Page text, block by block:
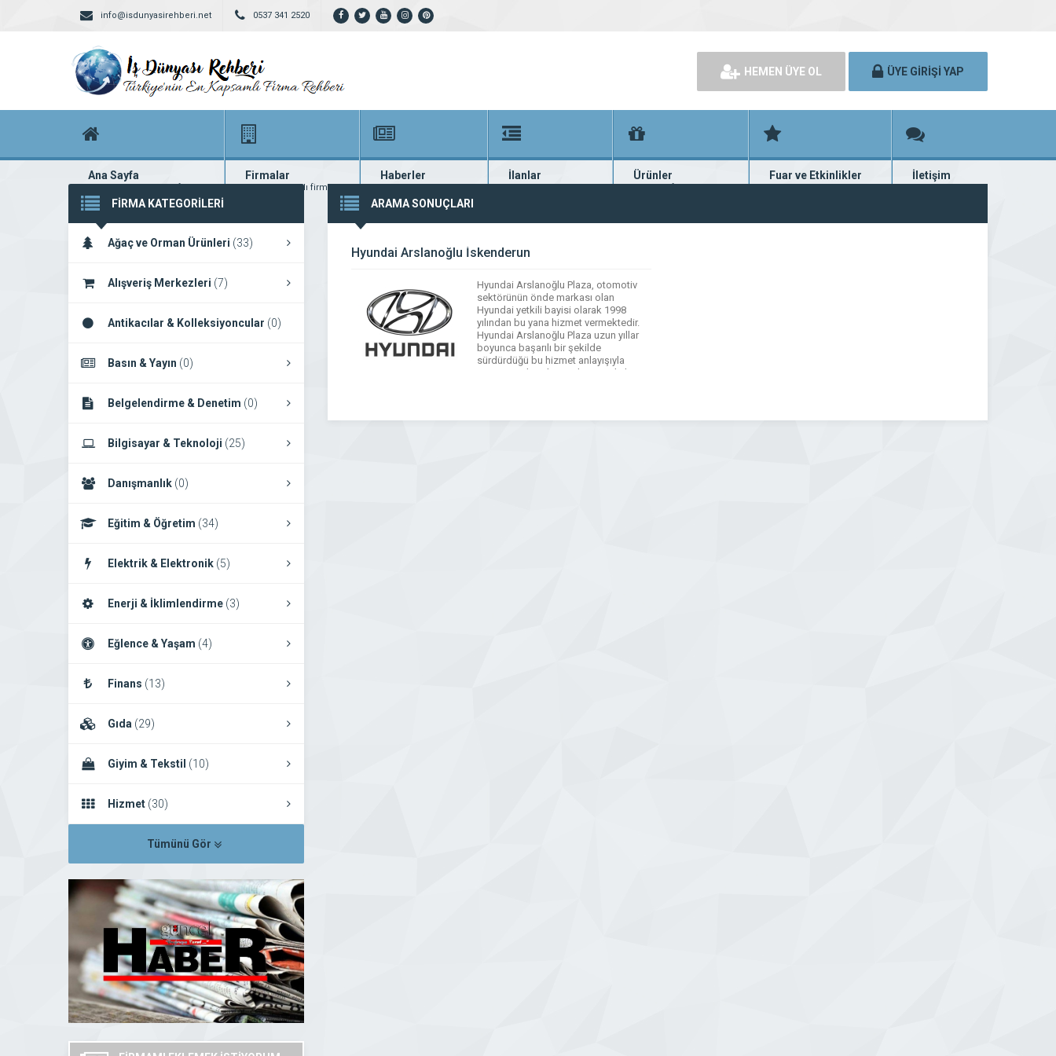
info@isdunyasirehberi.net 0537 341 2520
HEMEN ÜYE OL ÜYE GİRİŞİ YAP
Ana Sayfa
Firma rehberi ana sayfanız
Firmalar
Yüzlerce kayıtlı firma
Haberler
En güncel haberler
İlanlar
Güncel seri ilanlar
Ürünler
Binlerce firma ürünü
Fuar ve Etkinlikler
Fuar ve etkinlik planları
İletişim
Bize ulaşın
FİRMA KATEGORİLERİ
Ağaç ve Orman Ürünleri (33)
Alışveriş Merkezleri (7)
Antikacılar & Kolleksiyoncular (0)
Basın & Yayın (0)
Belgelendirme & Denetim (0)
Bilgisayar & Teknoloji (25)
Danışmanlık (0)
Eğitim & Öğretim (34)
Elektrik & Elektronik (5)
Enerji & İklimlendirme (3)
Eğlence & Yaşam (4)
Finans (13)
Gıda (29)
Giyim & Tekstil (10)
Hizmet (30)
Tümünü Gör
ARAMA SONUÇLARI
Hyundai Arslanoğlu İskenderun
Hyundai Arslanoğlu Plaza, otomotiv
sektörünün önde markası olan
Hyundai yetkili bayisi olarak 1998
yılından bu yana hizmet vermektedir.
Hyundai Arslanoğlu Plaza uzun yıllar
boyunca başarılı bir şekilde
sürdürdüğü bu hizmet anlayışıyla
Hatay Antakya ilçesinde Hyundai’nin
WhatsApp
Facebook
Messenger
X Bluesky
TumblrPinterest